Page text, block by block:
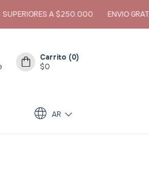
A $250.000 ENVIO GRATIS EN
Carrito (0)
$0
AR